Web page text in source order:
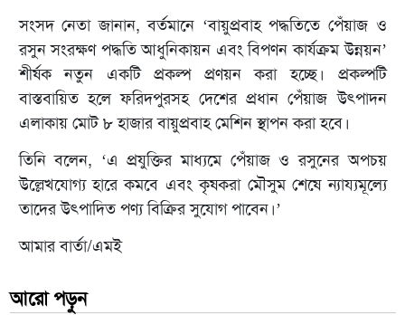
সংসদ নেতা জানান, বর্তমানে ‘বায়ুপ্রবাহ পদ্ধতিতে পেঁয়াজ ও
রসুন সংরক্ষণ পদ্ধতি আধুনিকায়ন এবং বিপণন কার্যক্রম উন্নয়ন’
শীর্ষক নতুন একটি প্রকল্প প্রণয়ন করা হচ্ছে। প্রকল্পটি
বাস্তবায়িত হলে ফরিদপুরসহ দেশের প্রধান পেঁয়াজ উৎপাদন
এলাকায় মোট ৮ হাজার বায়ুপ্রবাহ মেশিন স্থাপন করা হবে।
তিনি বলেন, ‘এ প্রযুক্তির মাধ্যমে পেঁয়াজ ও রসুনের অপচয়
উল্লেখযোগ্য হারে কমবে এবং কৃষকরা মৌসুম শেষে ন্যায্যমূল্যে
তাদের উৎপাদিত পণ্য বিক্রির সুযোগ পাবেন।’
আমার বার্তা/এমই
আরো পড়ুন